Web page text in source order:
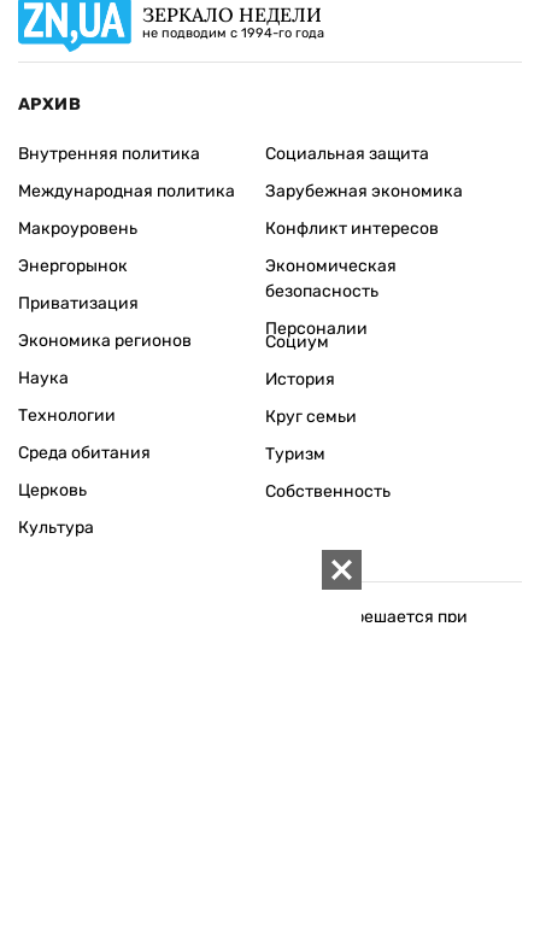
ЗЕРКАЛО НЕДЕЛИ
не подводим с 1994-го года
АРХИВ
Внутренняя политика
Международная политика
Макроуровень
Энергорынок
Приватизация
Экономика регионов
Социальная защита
Зарубежная экономика
Конфликт интересов
Экономическая
безопасность
Персоналии
Наука
Технологии
Среда обитания
Церковь
Культура
Социум
История
Круг семьи
Туризм
Собственность
Использование материалов «ZN.UA» разрешается при